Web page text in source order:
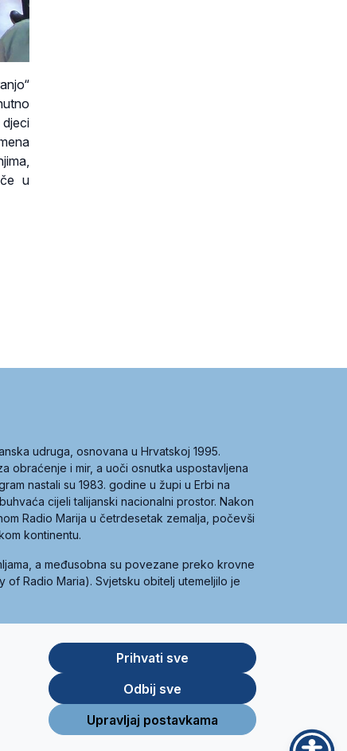
u
udruga, osnovana u Hrvatskoj 1995.
obraćenje i mir, a uoči osnutka uspostavljena
nastali su 1983. godine u župi u Erbi na
cijeli talijanski nacionalni prostor. Nakon
Radio Marija u četrdesetak zemalja, počevši
kontinentu.
a međusobna su povezane preko krovne
of Radio Maria). Svjetsku obitelj utemeljilo je
Store
Prihvati sve
Odbij sve
Upravljaj postavkama